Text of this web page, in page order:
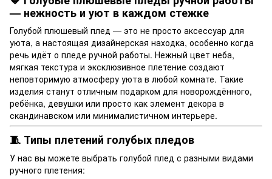
— нежность и уют в каждом стежке
Голубой плюшевый плед — это не просто аксессуар для
уюта, а настоящая дизайнерская находка, особенно когда
речь идёт о пледе ручной работы. Нежный цвет неба,
мягкая текстура и эксклюзивное плетение создают
неповторимую атмосферу уюта в любой комнате. Такие
изделия станут отличным подарком для новорождённого,
ребёнка, девушки или просто как элемент декора в
скандинавском или минималистичном интерьере.
🧵 Типы плетений голубых пледов
У нас вы можете выбрать голубой плед с разными видами
ручного плетения: